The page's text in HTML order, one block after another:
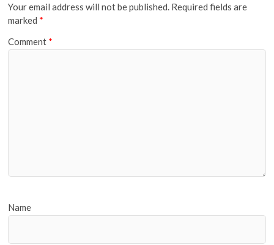
Your email address will not be published. Required fields are
marked *
Comment *
Name